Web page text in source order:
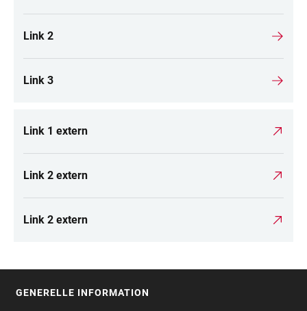
Link 2
Link 3
Link 1 extern
Link 2 extern
Link 2 extern
GENERELLE INFORMATION